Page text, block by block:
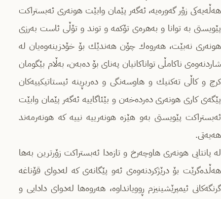
هه‌ڵه‌یه‌كى زۆر گه‌وره‌یە، ئه‌گه‌ر پێمان وابێت هونه‌رى ئه‌بستراكت
پێویستى به‌ توانا و به‌هره‌ى تۆكمه‌ و توند و تۆڵى ئاست به‌رزى
هونه‌رى نه‌بێت، هه‌روه‌ك چۆن هه‌ندێك بۆ خۆدزینه‌وه‌یان له‌
شاردنه‌وه‌ى ناكامڵى تواناكانیان په‌ناى بۆ ده‌به‌ن، به‌ڵام بێگومان
كرچ و كاڵى ته‌كنیك و هاوسه‌نگى و ده‌ربڕینه‌ ئیستاتیكییه‌كان
پێگه‌ى كارى هونه‌رى ده‌رده‌خه‌ن و بێئاگاییه‌ ئه‌گه‌ر پێمان وابێت
ئه‌بستراكت پێویستى به‌و هێزه‌ هونه‌رییه‌ نییه‌ كه‌ هونه‌رمه‌ند
هه‌یه‌تى.
له‌ پانتایی هونه‌رى هاوچه‌رخ و تازه‌دا ئه‌بستراكت زۆرترین به‌ها
هه‌ڵده‌گرێت بۆ درێژكردنه‌وه‌ى ئه‌و پێگانه‌ى كه‌ له‌دواى قۆناغه‌
گرنگه‌كانى ئیمپرێشینیزم ڕوویانداوه‌، هه‌روه‌ها له‌دواى دادایى و